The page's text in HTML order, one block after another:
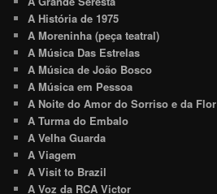
A História de 1975
A Moreninha (peça teatral)
A Música Das Estrelas
A Música de João Bosco
A Música em Pessoa
A Noite do Amor do Sorriso e da Flor
A Turma do Embalo
A Velha Guarda
A Viagem
A Visit to Brazil
A Voz da RCA Victor